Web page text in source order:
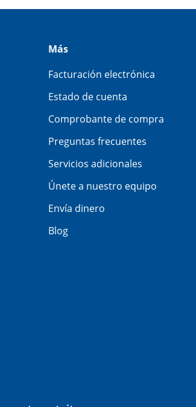
Más
Facturación electrónica
Estado de cuenta
Comprobante de compra
Preguntas frecuentes
Servicios adicionales
Únete a nuestro equipo
Envía dinero
Blog